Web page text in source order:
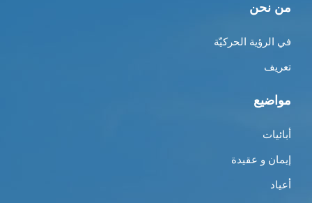
من نحن
في الرؤية الحركيّة
تعريف
مواضيع
أبائيات
إيمان و عقيدة
أعياد